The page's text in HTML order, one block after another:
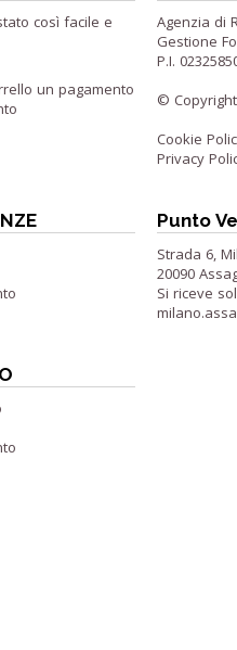
così facile e
un pagamento
Agenzia di
Gestione
P.I.
©
Cookie
Privacy
Punto
Strada 6,
20090
Si riceve